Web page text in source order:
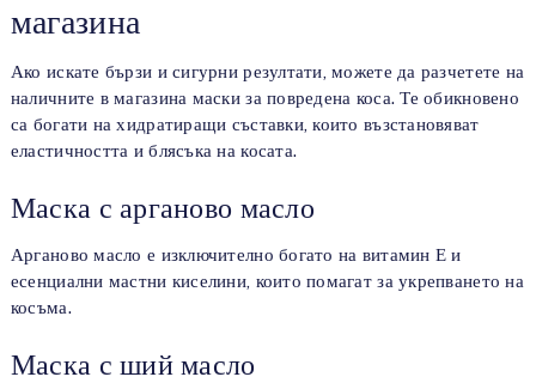
магазина
Ако искате бързи и сигурни резултати, можете да разчетете на
наличните в магазина маски за повредена коса. Те обикновено
са богати на хидратиращи съставки, които възстановяват
еластичността и блясъка на косата.
Маска с арганово масло
Арганово масло е изключително богато на витамин Е и
есенциални мастни киселини, които помагат за укрепването на
косъма.
Маска с ший масло